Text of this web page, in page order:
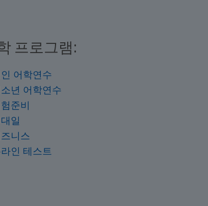
프로그램:
어학연수
년 어학연수
준비
일
니스
인 테스트